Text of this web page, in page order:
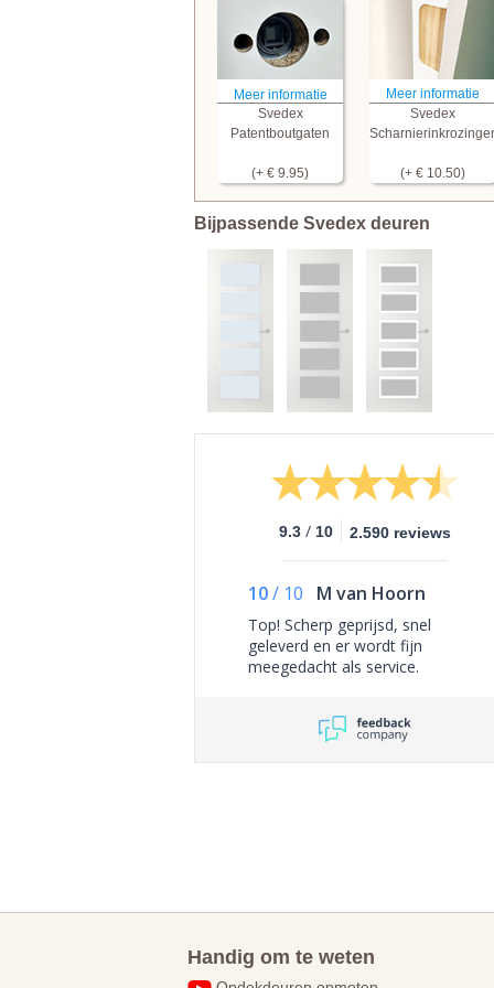
Meer informatie
Svedex
Patentboutgaten
(+ € 9.95)
Meer informatie
Svedex
(+ € 10.50)
Bijpassende Svedex deuren
9.3 / 10 2.590 reviews
10/ 10 M van Hoorn
Top! Scherp geprijsd, snel
geleverd en er wordt fijn
meegedacht als service.
Handig om te weten